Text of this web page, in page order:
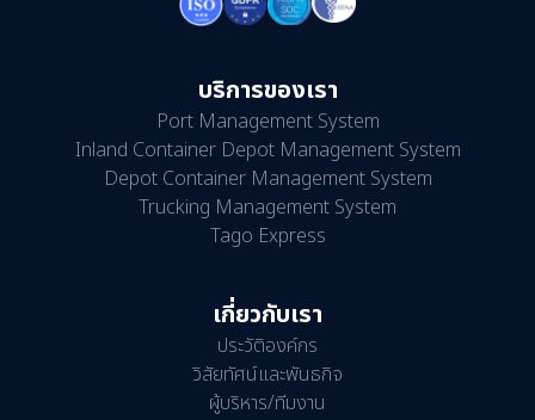
บริการของเรา
Port Management System
Inland Container Depot Management System
Depot Container Management System
Trucking Management System
Tago Express
เกี่ยวกับเรา
ประวัติองค์กร
วิสัยทัศน์และพันธกิจ
ผู้บริหาร/ทีมงาน